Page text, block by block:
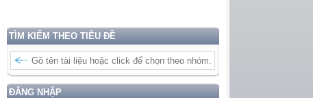
TÌM KIẾM THEO TIÊU ĐỀ
ĐĂNG NHẬP